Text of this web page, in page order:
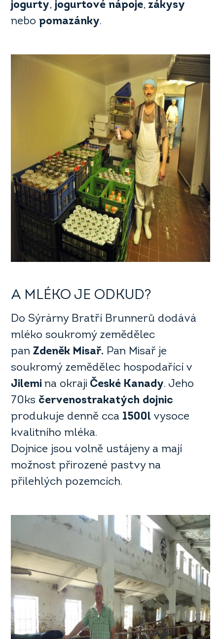
jogurty, jogurtové nápoje, zákysy
nebo pomazánky.
A MLÉKO JE ODKUD?
Do Sýrárny Bratří Brunnerů dodává
mléko soukromý zemědělec
pan Zdeněk Misař. Pan Misař je
soukromý zemědělec hospodařící v
Jilemina okraji České Kanady. Jeho
70ks červenostrakatých dojnic
produkuje denně cca 1500l vysoce
kvalitního mléka.
Dojnice jsou volně ustájeny a mají
možnost přirozené pastvy na
přilehlých pozemcích.